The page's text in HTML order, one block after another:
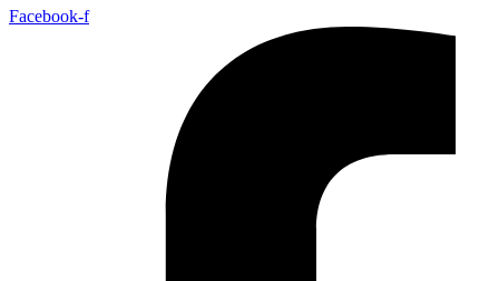
Facebook-f